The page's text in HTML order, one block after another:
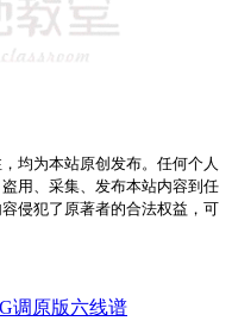
均为本站原创发布。任何个人
用、采集、发布本站内容到任
侵犯了原著者的合法权益，可
调原版六线谱